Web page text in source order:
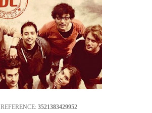
REFERENCE: 3521383429952